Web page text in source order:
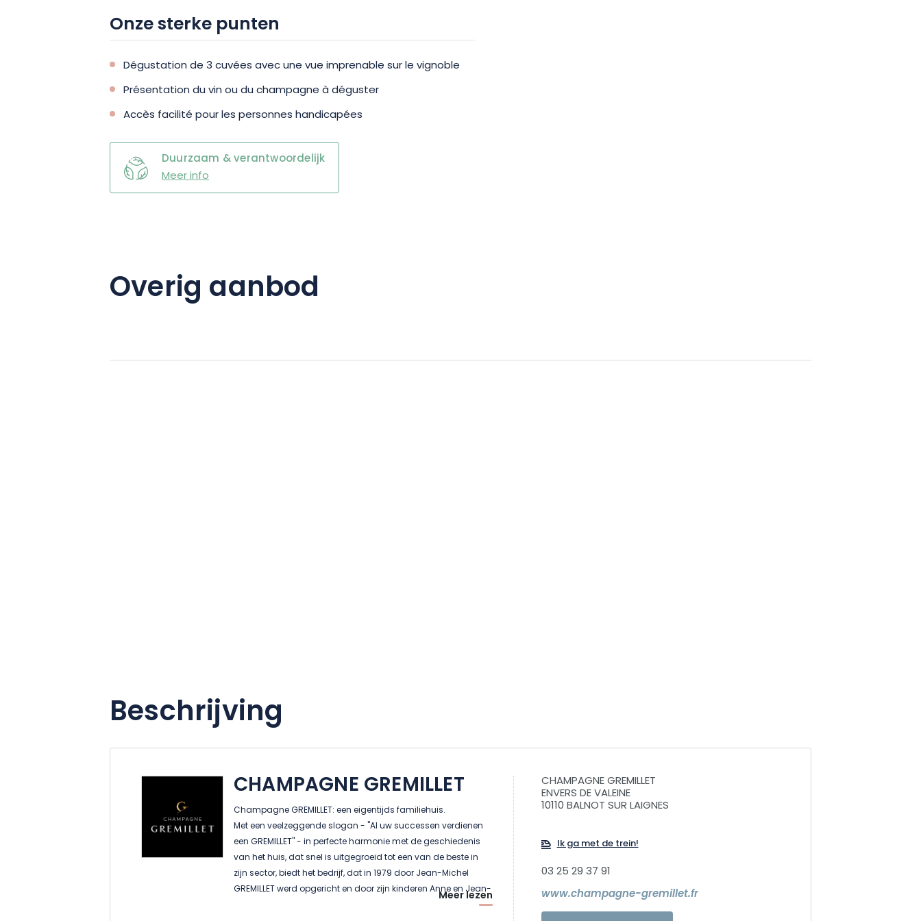
Onze sterke punten
Dégustation de 3 cuvées avec une vue imprenable sur le vignoble
Présentation du vin ou du champagne à déguster
Accès facilité pour les personnes handicapées
Duurzaam & verantwoordelijk
Meer info
Overig aanbod
Beschrijving
CHAMPAGNE GREMILLET
Champagne GREMILLET: een eigentijds familiehuis.
Met een veelzeggende slogan - "Al uw successen verdienen
een GREMILLET" - in perfecte harmonie met de geschiedenis
van het huis, dat snel is uitgegroeid tot een van de beste in
zijn sector, biedt het bedrijf, dat in 1979 door Jean-Michel
GREMILLET werd opgericht en door zijn kinderen Anne en Jean-
Christophe werd overgenomen, een optimistische kijk op de
Meer lezen
CHAMPAGNE GREMILLET
ENVERS DE VALEINE
10110 BALNOT SUR LAIGNES
Ik ga met de trein!
03 25 29 37 91
www.champagne-gremillet.fr